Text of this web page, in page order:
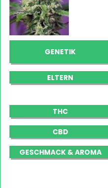
GENETIK
ELTERN
THC
CBD
GESCHMACK & AROMA